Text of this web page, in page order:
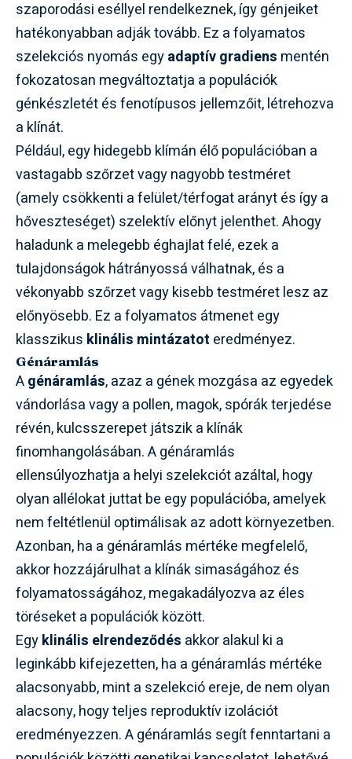
szaporodási eséllyel rendelkeznek, így génjeiket
hatékonyabban adják tovább. Ez a folyamatos
szelekciós nyomás egyadaptív gradiens mentén
fokozatosan megváltoztatja a populációk
génkészletét és fenotípusos jellemzőit, létrehozva
a klínát.
Például, egy hidegebb klímán élő populációban a
vastagabb szőrzet vagy nagyobb testméret
(amely csökkenti a felület/térfogat arányt és így a
hőveszteséget) szelektív előnyt jelenthet. Ahogy
haladunk a melegebb éghajlat felé, ezek a
tulajdonságok hátrányossá válhatnak, és a
vékonyabb szőrzet vagy kisebb testméret lesz az
előnyösebb. Ez a folyamatos átmenet egy
klasszikus klinális mintázatot eredményez.
Génáramlás
Agénáramlás, azaz a gének mozgása az egyedek
vándorlása vagy a pollen, magok, spórák terjedése
révén, kulcsszerepet játszik a klínák
finomhangolásában. A génáramlás
ellensúlyozhatja a helyi szelekciót azáltal, hogy
olyan allélokat juttat be egy populációba, amelyek
nem feltétlenül optimálisak az adott környezetben.
Azonban, ha a génáramlás mértéke megfelelő,
akkor hozzájárulhat a klínák simaságához és
folyamatosságához, megakadályozva az éles
töréseket a populációk között.
Egyklinális elrendeződés akkor alakul ki a
leginkább kifejezetten, ha a génáramlás mértéke
alacsonyabb, mint a szelekció ereje, de nem olyan
alacsony, hogy teljes reproduktív izolációt
eredményezzen. A génáramlás segít fenntartani a